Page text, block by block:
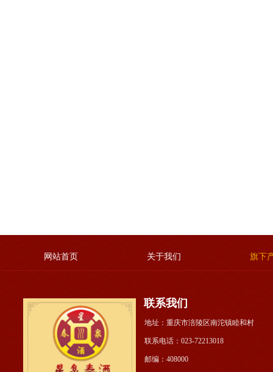
网站首页 关于我们 旗下
地址：重庆市涪陵区南沱镇睦
联系电话：023-
邮编：408000
联系我们